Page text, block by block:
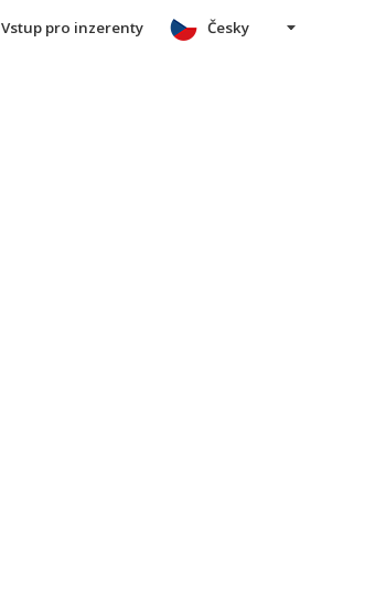
Vstup pro inzerenty Česky